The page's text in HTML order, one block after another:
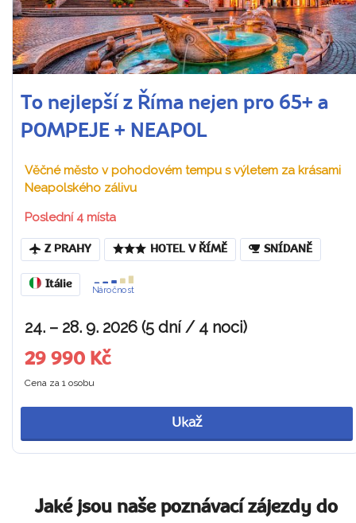
To nejlepší z Říma nejen pro 65+ a
POMPEJE + NEAPOL
Věčné město v pohodovém tempu s výletem za krásami
Neapolského zálivu
Poslední 4 místa
Z PRAHY HOTEL V ŘÍMĚ SNÍDANĚ
Itálie
Náročnost
24. – 28. 9. 2026 (5 dní / 4 noci)
29 990 Kč
Cena za 1 osobu
Ukaž
Jaké jsou naše poznávací zájezdy do